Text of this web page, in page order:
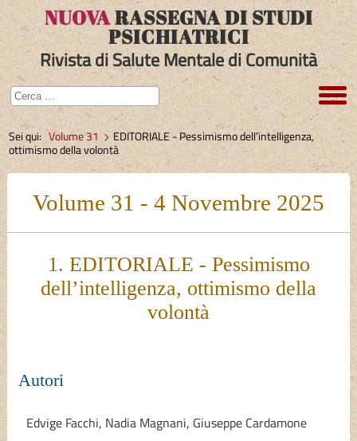
NUOVARASSEGNA DI STUDI
PSICHIATRICI
Rivista di Salute Mentale di Comunità
Sei qui:Volume 31
EDITORIALE - Pessimismo dell’intelligenza,
ottimismo della volontà
Volume 31 - 4 Novembre 2025
1. EDITORIALE - Pessimismo
dell’intelligenza, ottimismo della
volontà
Autori
Edvige Facchi, Nadia Magnani, Giuseppe Cardamone